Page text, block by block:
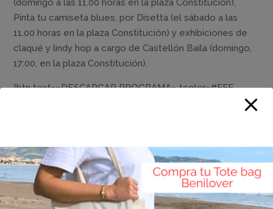
(domingo a las 11.00 horas en la plaza Constitución),
Pinta tu camiseta blues, por Disetta (el sábado a las
11.00 horas en la plaza Constitución) y exhibiciones de
claqué y lindy hop a cargo de Castellón Baila (domingo,
17:00, en la plaza Constitución).
[btn text=»DESCARGAR PROGRAMA» tcolor=#FFF
Festival-2022.pdf» target=»_self»]